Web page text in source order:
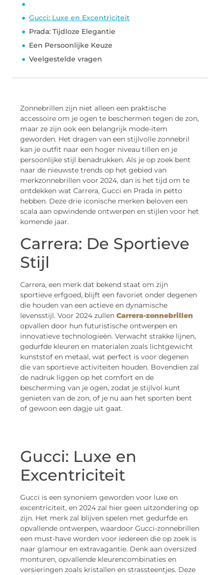
Gucci: Luxe en Excentriciteit
Prada: Tijdloze Elegantie
Een Persoonlijke Keuze
Veelgestelde vragen
Zonnebrillen zijn niet alleen een praktische
accessoire om je ogen te beschermen tegen de zon,
maar ze zijn ook een belangrijk mode-item
geworden. Het dragen van een stijlvolle zonnebril
kan je outfit naar een hoger niveau tillen en je
persoonlijke stijl benadrukken. Als je op zoek bent
naar de nieuwste trends op het gebied van
merkzonnebrillen voor 2024, dan is het tijd om te
ontdekken wat Carrera, Gucci en Prada in petto
hebben. Deze drie iconische merken beloven een
scala aan opwindende ontwerpen en stijlen voor het
komende jaar.
Carrera: De Sportieve
Stijl
Carrera, een merk dat bekend staat om zijn
sportieve erfgoed, blijft een favoriet onder degenen
die houden van een actieve en dynamische
levensstijl. Voor 2024 zullen Carrera-zonnebrillen
opvallen door hun futuristische ontwerpen en
innovatieve technologieën. Verwacht strakke lijnen,
gedurfde kleuren en materialen zoals lichtgewicht
kunststof en metaal, wat perfect is voor degenen
die van sportieve activiteiten houden. Bovendien zal
de nadruk liggen op het comfort en de
bescherming van je ogen, zodat je stijlvol kunt
genieten van de zon, of je nu aan het sporten bent
of gewoon een dagje uit gaat.
Gucci: Luxe en
Excentriciteit
Gucci is een synoniem geworden voor luxe en
excentriciteit, en 2024 zal hier geen uitzondering op
zijn. Het merk zal blijven spelen met gedurfde en
opvallende ontwerpen, waardoor Gucci-zonnebrillen
een must-have worden voor iedereen die op zoek is
naar glamour en extravagantie. Denk aan oversized
monturen, opvallende kleurencombinaties en
versieringen zoals kristallen en strassteentjes. Deze